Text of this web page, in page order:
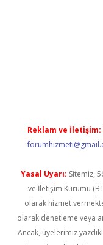
Reklam ve İletişim:
Yasal Uyarı: Sitemiz,
ve İletişim Kurumu
olarak hizmet
olarak denetleme veya
Ancak, üyelerimiz